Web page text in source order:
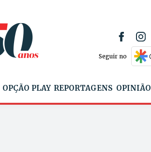
Seguir no
OPÇÃO PLAY REPORTAGENS OPINIÃO